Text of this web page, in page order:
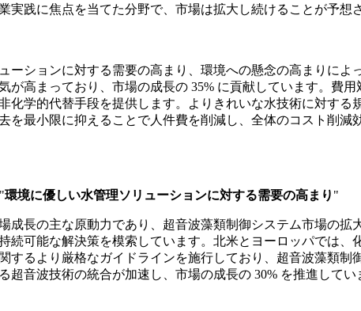
践に焦点を当てた分野で、市場は拡大し続けることが予想
ションに対する需要の高まり、環境への懸念の高まりに
高まっており、市場の成長の 35% に貢献しています。費
学的代替手段を提供します。よりきれいな水技術に対する
最小限に抑えることで人件費を削減し、全体のコスト削減
"環境に優しい水管理ソリューションに対する需要の高まり "
長の主な原動力であり、超音波藻類制御システム市場の
可能な解決策を模索しています。北米とヨーロッパでは
するより厳格なガイドラインを施行しており、超音波藻類
音波技術の統合が加速し、市場の成長の 30% を推進してい